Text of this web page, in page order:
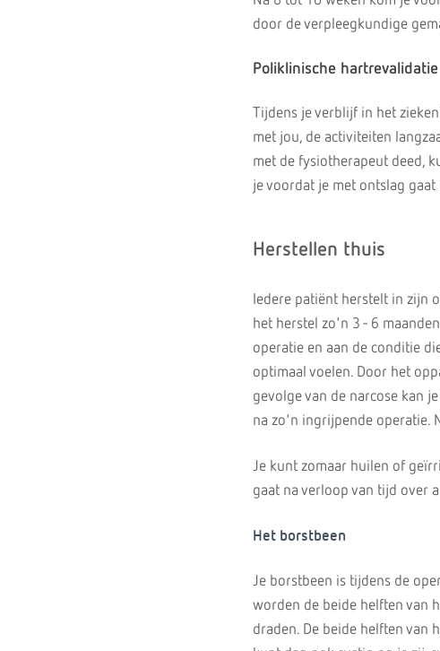
door de verpleegkundige
Poliklinische hartrevalidatie
Tijdens je verblijf in het
met jou, de activiteiten
met de fysiotherapeut deed,
je voordat je met ontslag
Herstellen thuis
Iedere patiënt herstelt in zijn
het herstel zo'n 3 - 6
operatie en aan de conditie
optimaal voelen. Door het
gevolge van de narcose kan
na zo'n ingrijpende operatie.
Je kunt zomaar huilen of
gaat na verloop van tijd over
Het borstbeen
Je borstbeen is tijdens de
worden de beide helften van
draden. De beide helften van